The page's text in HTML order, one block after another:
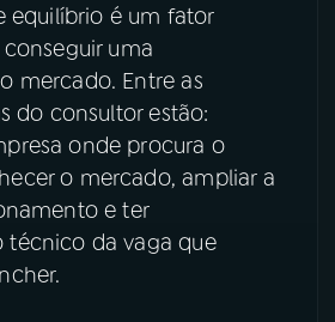
Facebook
equilíbrio é um fator
uma
mercado. Entre as
do consultor estão:
onde procura o
o mercado, ampliar a
e ter
da vaga que